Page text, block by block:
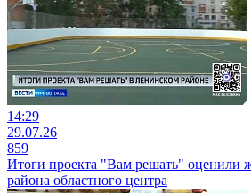
14:29
29.07.26
859
Итоги проекта "Вам решать" оценили
района областного центра